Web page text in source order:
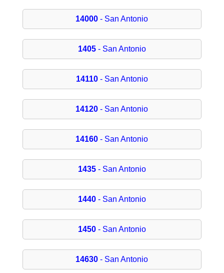
14000 - San Antonio
1405- San Antonio
14110- San Antonio
14120 - San Antonio
14160 - San Antonio
1435- San Antonio
1440- San Antonio
1450- San Antonio
14630 - San Antonio